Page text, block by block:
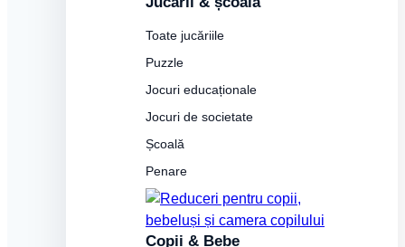
Toate jucăriile
Puzzle
Jocuri educaționale
Jocuri de societate
Școală
Penare
Copii & Bebe